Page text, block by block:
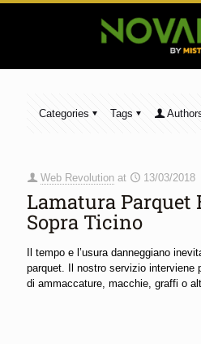
Categories Tags
Web Revolution at 13/03/2018
Lamatura Parquet
Sopra Ticino
Il tempo e l’usura danneggiano
parquet. Il nostro servizio interviene
di ammaccature, macchie, graffi o